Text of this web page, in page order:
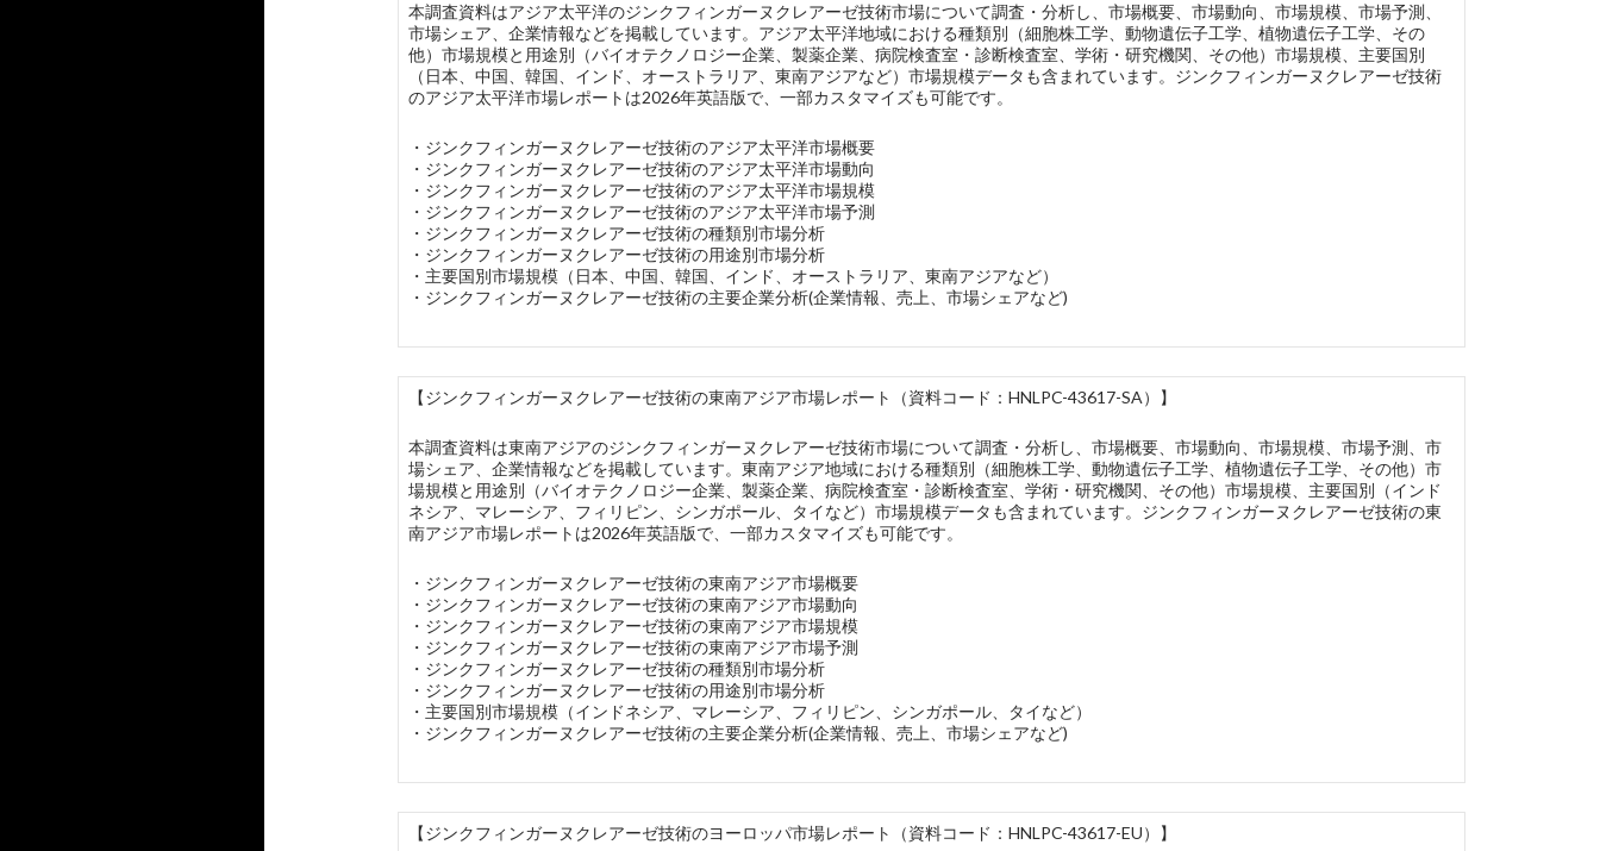
本調査資料はアジア太平洋のジンクフィンガーヌクレアーゼ技術市場について調査・分析し、市場概要、市場動向、市場規模、市場予測、
市場シェア、企業情報などを掲載しています。アジア太平洋地域における種類別（細胞株工学、動物遺伝子工学、植物遺伝子工学、その
他）市場規模と用途別（バイオテクノロジー企業、製薬企業、病院検査室・診断検査室、学術・研究機関、その他）市場規模、主要国別
（日本、中国、韓国、インド、オーストラリア、東南アジアなど）市場規模データも含まれています。ジンクフィンガーヌクレアーゼ技術
のアジア太平洋市場レポートは2026年英語版で、一部カスタマイズも可能です。
・ジンクフィンガーヌクレアーゼ技術のアジア太平洋市場概要
・ジンクフィンガーヌクレアーゼ技術のアジア太平洋市場動向
・ジンクフィンガーヌクレアーゼ技術のアジア太平洋市場規模
・ジンクフィンガーヌクレアーゼ技術のアジア太平洋市場予測
・ジンクフィンガーヌクレアーゼ技術の種類別市場分析
・ジンクフィンガーヌクレアーゼ技術の用途別市場分析
・主要国別市場規模（日本、中国、韓国、インド、オーストラリア、東南アジアなど）
・ジンクフィンガーヌクレアーゼ技術の主要企業分析(企業情報、売上、市場シェアなど)
【ジンクフィンガーヌクレアーゼ技術の東南アジア市場レポート（資料コード：HNLPC-43617-SA）】
本調査資料は東南アジアのジンクフィンガーヌクレアーゼ技術市場について調査・分析し、市場概要、市場動向、市場規模、市場予測、市
場シェア、企業情報などを掲載しています。東南アジア地域における種類別（細胞株工学、動物遺伝子工学、植物遺伝子工学、その他）市
場規模と用途別（バイオテクノロジー企業、製薬企業、病院検査室・診断検査室、学術・研究機関、その他）市場規模、主要国別（インド
ネシア、マレーシア、フィリピン、シンガポール、タイなど）市場規模データも含まれています。ジンクフィンガーヌクレアーゼ技術の東
南アジア市場レポートは2026年英語版で、一部カスタマイズも可能です。
・ジンクフィンガーヌクレアーゼ技術の東南アジア市場概要
・ジンクフィンガーヌクレアーゼ技術の東南アジア市場動向
・ジンクフィンガーヌクレアーゼ技術の東南アジア市場規模
・ジンクフィンガーヌクレアーゼ技術の東南アジア市場予測
・ジンクフィンガーヌクレアーゼ技術の種類別市場分析
・ジンクフィンガーヌクレアーゼ技術の用途別市場分析
・主要国別市場規模（インドネシア、マレーシア、フィリピン、シンガポール、タイなど）
・ジンクフィンガーヌクレアーゼ技術の主要企業分析(企業情報、売上、市場シェアなど)
【ジンクフィンガーヌクレアーゼ技術のヨーロッパ市場レポート（資料コード：HNLPC-43617-EU）】